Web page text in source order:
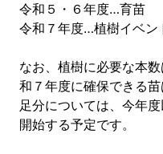
令和５・６年度…育苗
令和７年度…植樹イベン
なお、植樹に必要な本
和７年度に確保できる
足分については、今年
開始する予定です。